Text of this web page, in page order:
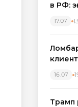
в РФ:
17.07
16.07
Трамп